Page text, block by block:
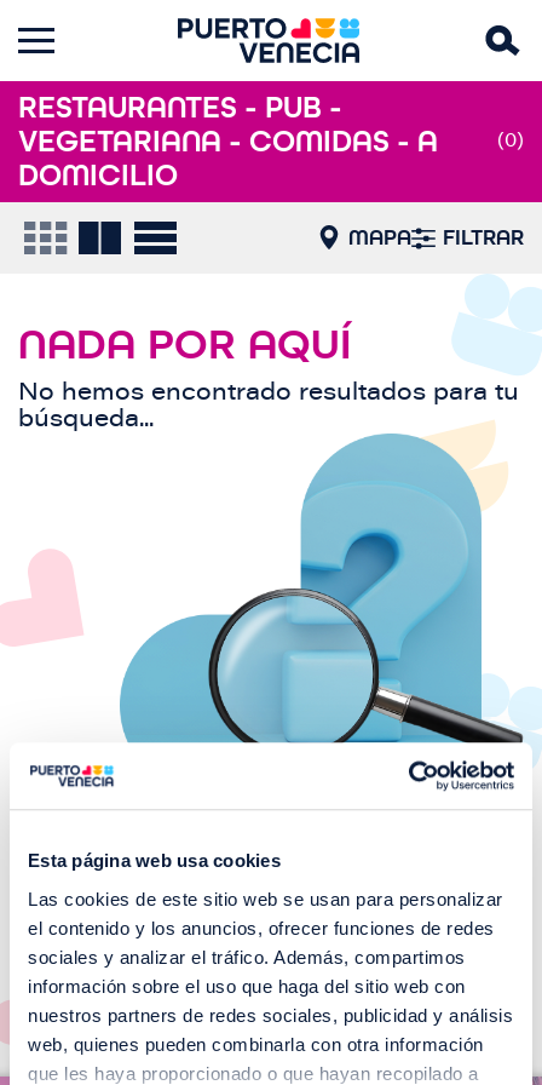
Esta página web usa cookies
Las cookies de este sitio web se usan para personalizar
el contenido y los anuncios, ofrecer funciones de redes
sociales y analizar el tráfico. Además, compartimos
información sobre el uso que haga del sitio web con
nuestros partners de redes sociales, publicidad y análisis
web, quienes pueden combinarla con otra información
que les haya proporcionado o que hayan recopilado a
RESTAURANTES - PUB -
VEGETARIANA - COMIDAS - A
DOMICILIO
(0)
MAPA FILTRAR
NADA POR AQUÍ
No hemos encontrado resultados para tu
búsqueda...
¡No te pierdas nuestros
EVENTOS!
Ver todos >